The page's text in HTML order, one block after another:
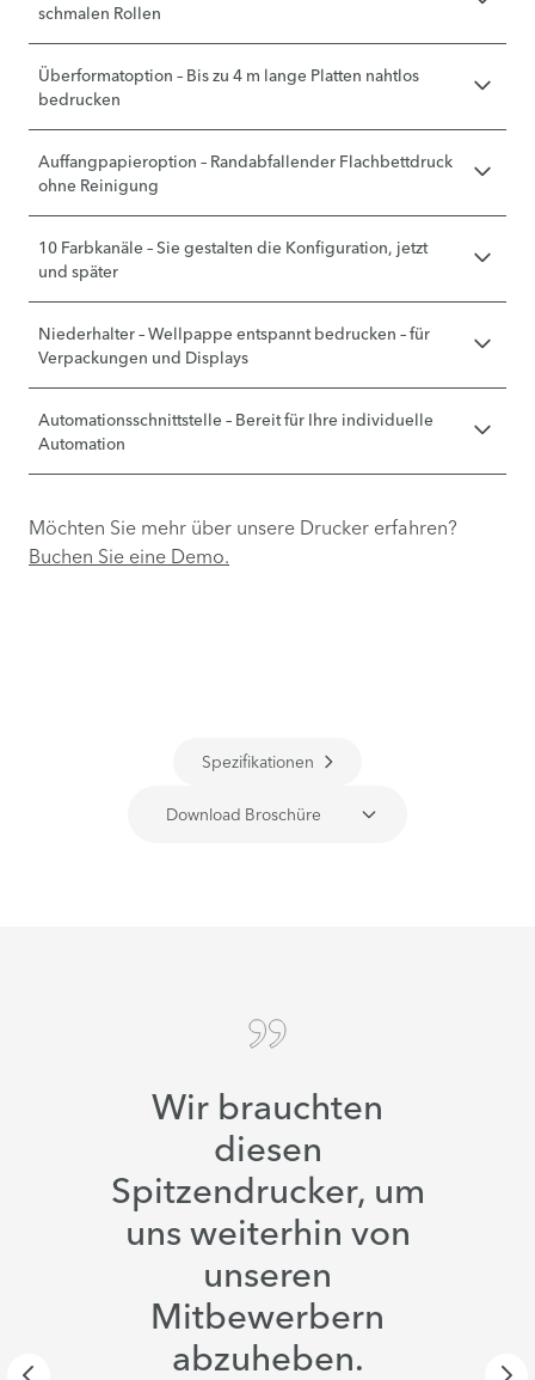
schmalen Rollen
Überformatoption – Bis zu 4 m lange Platten nahtlos
bedrucken
Auffangpapieroption – Randabfallender Flachbettdruck
ohne Reinigung
10 Farbkanäle – Sie gestalten die Konfiguration, jetzt
und später
Niederhalter – Wellpappe entspannt bedrucken – für
Verpackungen und Displays
Automationsschnittstelle – Bereit für Ihre individuelle
Automation
Möchten Sie mehr über unsere Drucker erfahren?
Buchen Sie eine Demo.
Spezifikationen
Download Broschüre
Wir brauchten
diesen
Spitzendrucker, um
uns weiterhin von
unseren
Mitbewerbern
abzuheben.